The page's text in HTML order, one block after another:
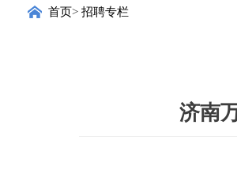
首页> 招聘专栏
济南